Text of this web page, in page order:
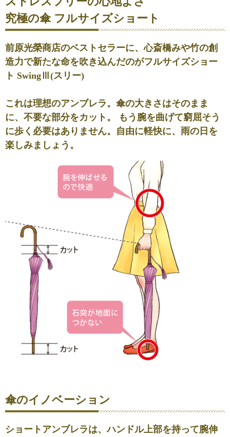
究極の傘 フルサイズショート
前原光榮商店のベストセラーに、心斎橋みや竹の創
造力で新たな命を吹き込んだのがフルサイズショー
ト SwingⅢ(スリー)
これは理想のアンブレラ。傘の大きさはそのまま
に、不要な部分をカット。 もう腕を曲げて窮屈そう
に歩く必要はありません。自由に軽快に、雨の日を
楽しみましょう。
傘のイノベーション
ショートアンブレラは、ハンドル上部を持って腕伸